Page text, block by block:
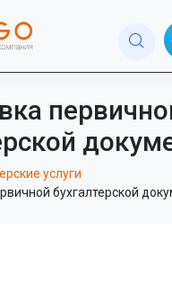
услуги
бухгалтерской